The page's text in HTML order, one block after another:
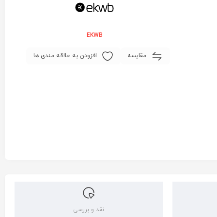
EKWB
مقایسه افزودن به علاقه مندی ها
نقد و بررسی